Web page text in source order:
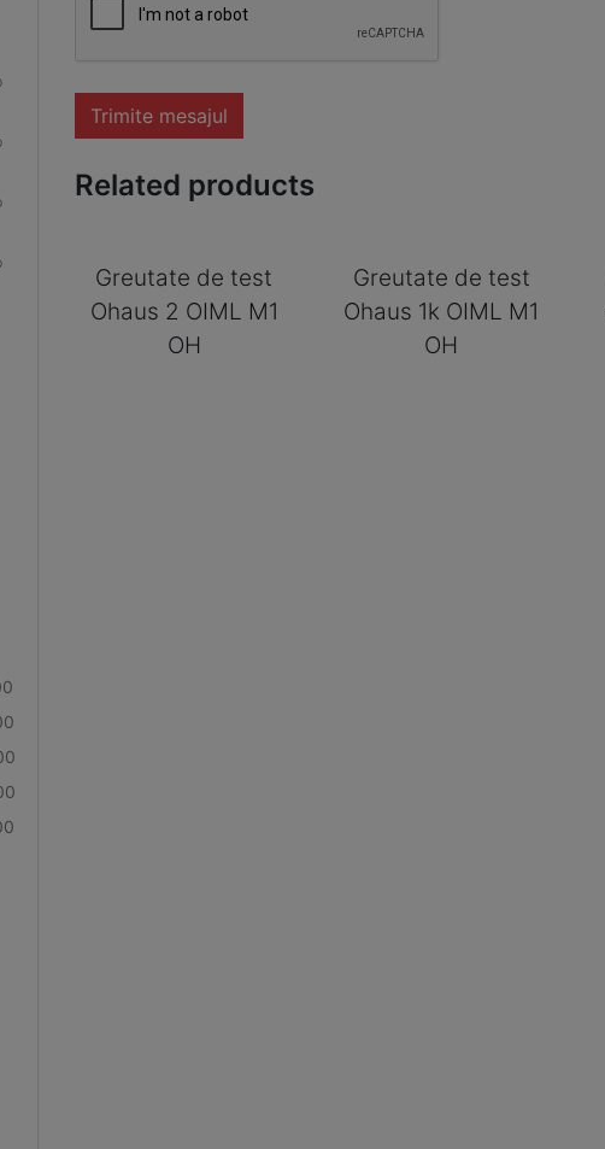
Trimite mesajul
Related products
Greutate de test
Ohaus 2 OIML M1
OH
Greutate de test
Ohaus 1k OIML M1
OH